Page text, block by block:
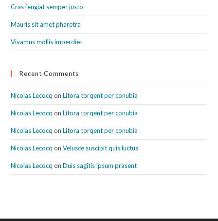
Cras feugiat semper justo
Mauris sit amet pharetra
Vivamus mollis imperdiet
Recent Comments
Nicolas Lecocq onLitora torqent per conubia
Nicolas Lecocq onLitora torqent per conubia
Nicolas Lecocq onLitora torqent per conubia
Nicolas Lecocq onVelusce suscipit quis luctus
Nicolas Lecocq onDuis sagitis ipsum prasent